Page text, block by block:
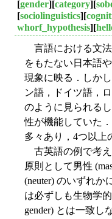
[gender][category][
[sociolinguistics][
whorf_hypothesis][
言語における文法
をもたない日本語
現象に映る．しか
ン語，ドイツ語，
のように見られる
性が機能していた
多々あり，4つ以上
古英語の例で考
原則として男性
(neuter) のいずれか
は必ずしも生物学
gender) とは一致し